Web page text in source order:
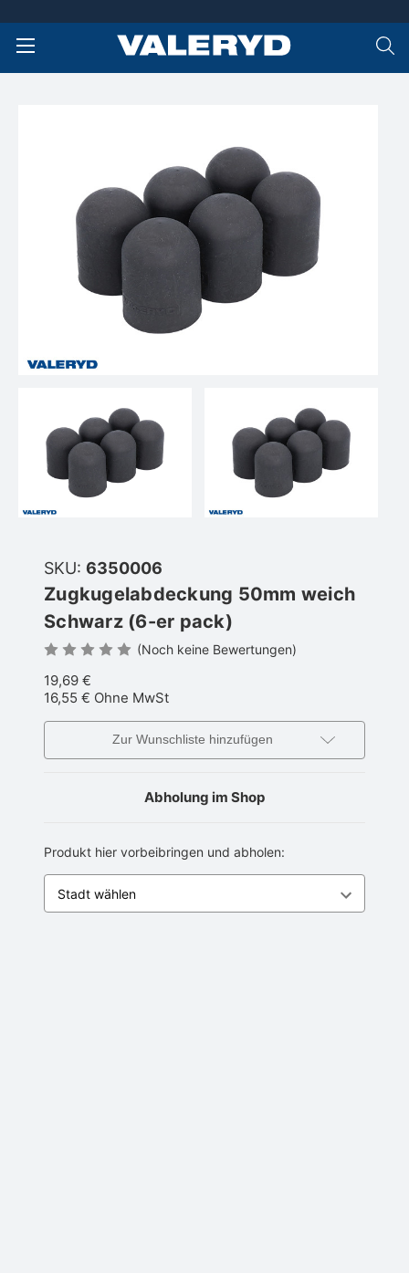
SKU: 6350006
Zugkugelabdeckung 50mm weich
Schwarz (6-er pack)
(Noch keine Bewertungen)
19,69 €
16,55 € Ohne MwSt
Zur Wunschliste hinzufügen
Abholung im Shop
Produkt hier vorbeibringen und abholen: